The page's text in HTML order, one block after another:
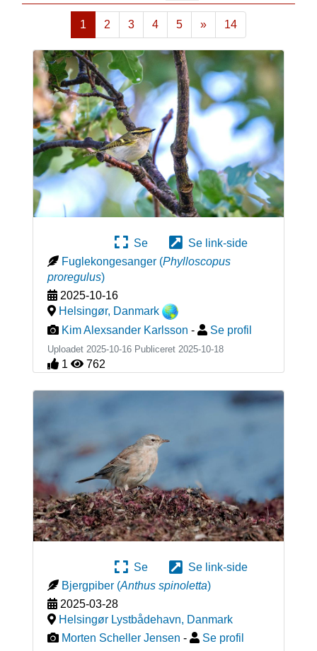
1 2 3 4 5
»
Næste
14
Se
Se link-side
Fuglekongesanger (Phylloscopus
proregulus)
2025-10-16
Helsingør, Danmark
Kim Alexsander Karlsson - Se profil
Uploadet 2025-10-16 Publiceret 2025-10-18
1 762
Se
Se link-side
Bjergpiber (Anthus spinoletta)
2025-03-28
Helsingør Lystbådehavn, Danmark
Morten Scheller Jensen - Se profil